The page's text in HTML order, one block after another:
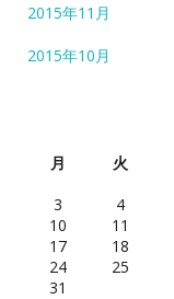
2015年11月
2015年10月
月
火
3
4
10
11
17
18
24
25
31